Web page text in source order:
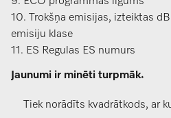
10. Trokšņa emisijas, izteiktas
emisiju klase
11. ES Regulas ES numurs
Jaunumi ir minēti turpmāk.
Tiek norādīts kvadrātkods, ar